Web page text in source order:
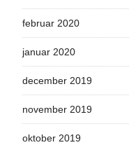
februar 2020
januar 2020
december 2019
november 2019
oktober 2019